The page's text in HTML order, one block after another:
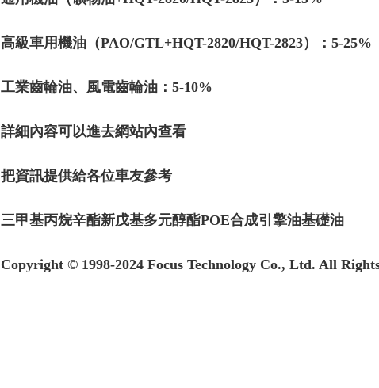
高級車用機油（PAO/GTL+HQT-2820/HQT-2823）：5-25%
工業齒輪油、風電齒輪油：5-10%
詳細內容可以進去網站內查看
把資訊提供給各位車友參考
三甲基丙烷辛酯新戊基多元醇酯POE合成引擎油基礎油
Copyright © 1998-2024 Focus Technology Co., Ltd. All